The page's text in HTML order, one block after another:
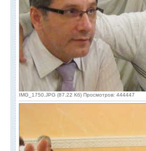
IMG_1750.JPG (87.22 Кб) Просмотров: 444447